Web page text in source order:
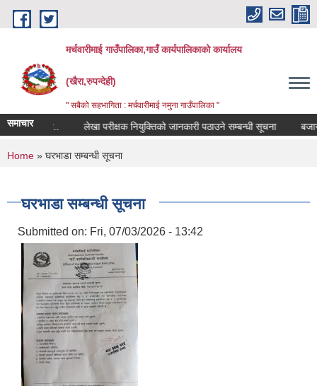
Skip to main content
मर्चवारीमाई गाउँपालिका,गाउँ कार्यपालिकाको कार्यालय
(खैरा,रुपन्देही)
" सबैको सहभागिता : मर्चवारीमाई नमुना गाउँपालिका "
समाचार
सूचना.. लेखा परीक्षक नियुक्तिको जानकारी पठाउने सम्बन्धी सूचना बजार
You are here
Home » घरभाडा सम्बन्धी सूचना
घरभाडा सम्बन्धी सूचना
Submitted on: Fri, 07/03/2026 - 13:42